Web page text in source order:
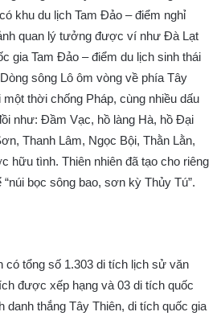
khu du lịch Tam Đảo – điểm nghỉ
quan lý tưởng được ví như Đà Lạt
gia Tam Đảo – điểm du lịch sinh thái
sông Lô ôm vòng về phía Tây
thời chống Pháp, cùng nhiều dấu
như: Đầm Vạc, hồ làng Hà, hồ Đại
Thanh Lâm, Ngọc Bội, Thằn Lằn,
hữu tình. Thiên nhiên đã tạo cho riêng
bọc sông bao, sơn kỳ Thủy Tú”.
có tổng số 1.303 di tích lịch sử văn
được xếp hạng và 03 di tích quốc
danh thắng Tây Thiên, di tích quốc gia